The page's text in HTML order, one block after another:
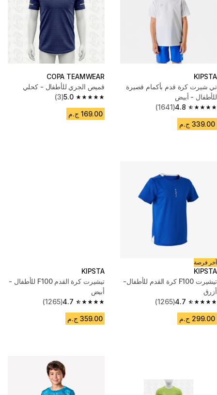
KIPSTA
تي شيرت كرة قدم بأكمام قصيرة
للأطفال - أبيض
4.8
4.8 out of 5 stars from 1641 reviews
(1641)
339.00 ج.م
COPA TEAMWEAR
قميص الجري للأطفال - كحلي
5.0
5.0 out of 5 stars from 3 reviews
(3)
169.00 ج.م
آخر فرصة
KIPSTA
تيشيرت F100 كرة القدم للأطفال-
أزرق
4.7
4.7 out of 5 stars from 1265 reviews
(1265)
299.00 ج.م
KIPSTA
تيشيرت كرة القدم F100 للأطفال -
أبيض
4.7
4.7 out of 5 stars from 1265 reviews
(1265)
359.00 ج.م